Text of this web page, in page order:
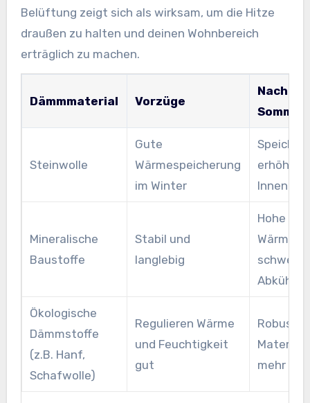
Belüftung zeigt sich als wirksam, um die Hitze
draußen zu halten und deinen Wohnbereich
erträglich zu machen.
Dämmmaterial Vorzüge
Nachteil
Sommer
Steinwolle
Gute
Wärmespeicherung
im Winter
erhöht
Mineralische
Baustoffe
Stabil und
langlebig
Hohe
schwerer
Ökologische
Dämmstoffe
(z.B. Hanf,
Schafwolle)
Regulieren Wärme
und Feuchtigkeit
gut
Robuste
mehr